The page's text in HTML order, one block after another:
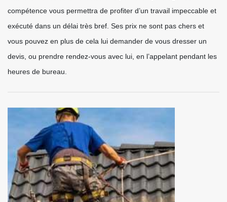
compétence vous permettra de profiter d’un travail impeccable et
exécuté dans un délai très bref. Ses prix ne sont pas chers et
vous pouvez en plus de cela lui demander de vous dresser un
devis, ou prendre rendez-vous avec lui, en l’appelant pendant les
heures de bureau.